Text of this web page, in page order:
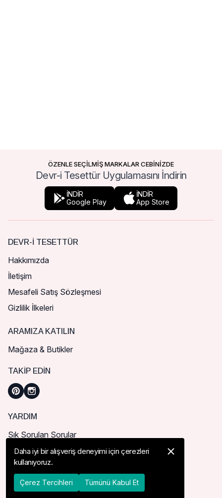
ÖZENLE SEÇİLMİŞ MARKALAR CEBİNİZDE
Devr-i Tesettür Uygulamasını İndirin
İNDİR
Google Play
İNDİR
App Store
DEVR-I TESETTÜR
Hakkımızda
İletişim
Mesafeli Satış Sözleşmesi
Gizlilik İlkeleri
ARAMIZA KATILIN
Mağaza & Butikler
TAKIP EDIN
YARDIM
Sık Sorulan Sorular
Nasıl Sipariş Verebilirim?
Kargo ve Teslimat
İade, İptal ve Değişim
Daha iyi bir alışveriş deneyimi için çerezleri
kullanıyoruz.
Çerez Tercihleri Tümünü Kabul Et